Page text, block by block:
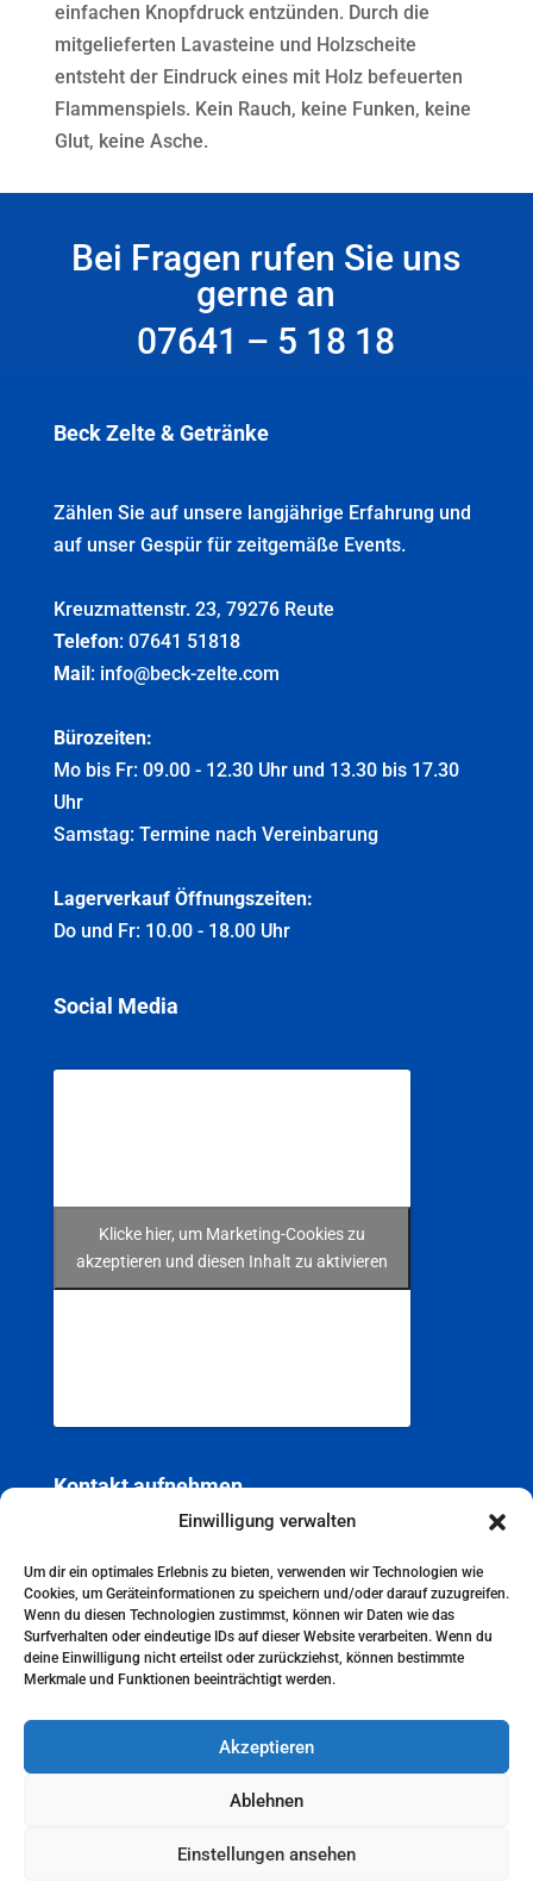
Einwilligung verwalten
Um dir ein optimales Erlebnis zu bieten, verwenden wir Technologien wie
Cookies, um Geräteinformationen zu speichern und/oder darauf zuzugreifen.
Wenn du diesen Technologien zustimmst, können wir Daten wie das
Surfverhalten oder eindeutige IDs auf dieser Website verarbeiten. Wenn du
deine Einwilligung nicht erteilst oder zurückziehst, können bestimmte
Merkmale und Funktionen beeinträchtigt werden.
Akzeptieren
Ablehnen
Einstellungen ansehen
Feuer des Gaskamins lässt sich mit einem
einfachen Knopfdruck entzünden. Durch die
mitgelieferten Lavasteine und Holzscheite
entsteht der Eindruck eines mit Holz befeuerten
Flammenspiels. Kein Rauch, keine Funken, keine
Bei Fragen rufen Sie uns
gerne an
Zählen Sie auf unsere langjährige Erfahrung und
Kreuzmattenstr. 23, 79276 Reute
Telefon: 07641 51818
Bürozeiten:
Mo bis Fr: 09.00 - 12.30 Uhr und 13.30 bis 17.30
Uhr
Lagerverkauf Öffnungszeiten:
Klicke hier, um Marketing-Cookies zu
Kontakt aufnehmen
Bei allen Fragen rund um unsere
Dienstleistungen und Produkte stehen wir Ihnen
sehr gerne zur Verfügung. Nutzen Sie unser
Kontaktformular, um mit uns in Kontakt zu treten.
Wir freuen uns auf Ihre Nachricht.
Weitere Informationen
Impressum
Datenschutz